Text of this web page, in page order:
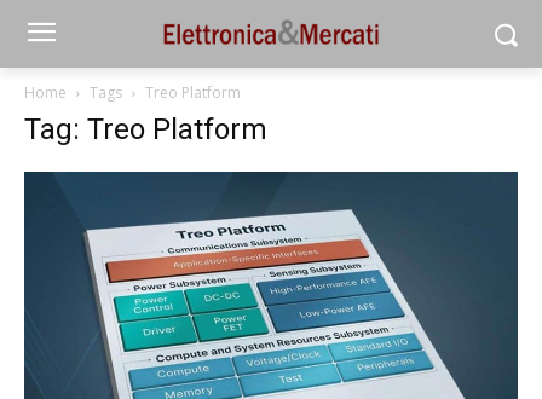
Home Tags Treo Platform
Tag: Treo Platform